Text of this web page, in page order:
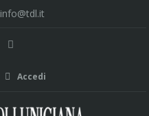
info@tdl.it
Accedi